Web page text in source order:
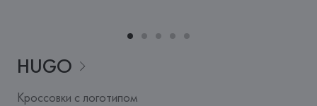
HUGO
Кроссовки с логотипом